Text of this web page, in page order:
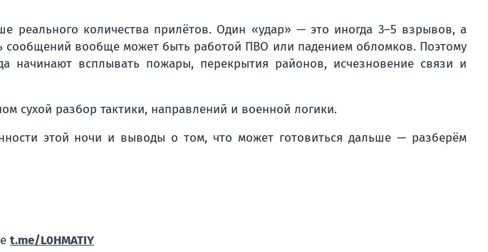
количества прилётов. Один «удар» — это иногда 3–5 взрывов, а
сообщений вообще может быть работой ПВО или падением обломков. Поэтому
начинают всплывать пожары, перекрытия районов, исчезновение связи и
сухой разбор тактики, направлений и военной логики.
этой ночи и выводы о том, что может готовиться дальше — разберём
t.me/L0HMATIY